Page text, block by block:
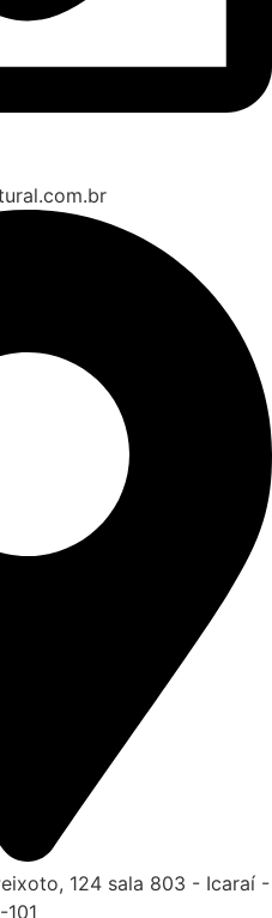
124 sala 803 - Icaraí -